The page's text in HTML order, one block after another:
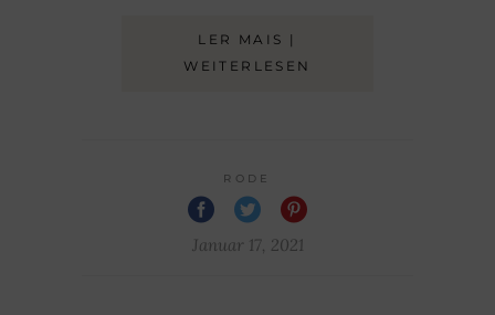
LER MAIS |
WEITERLESEN
RODE
Januar 17, 2021